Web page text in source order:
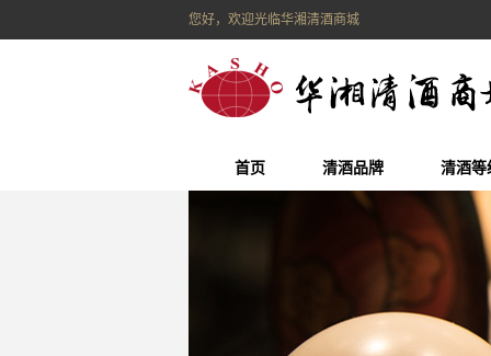
您好，欢迎光临华湘清酒商城
首页 清酒品牌 清酒等